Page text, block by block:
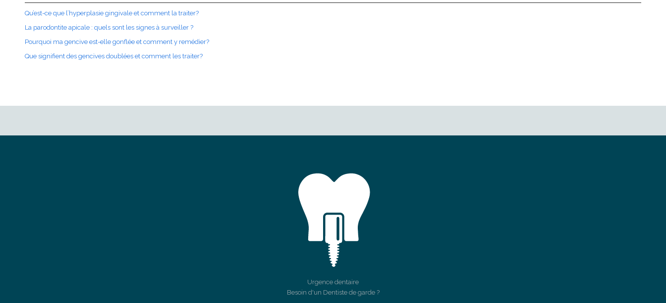
Qu’est-ce que l’hyperplasie gingivale et comment la traiter?
La parodontite apicale : quels sont les signes à surveiller ?
Pourquoi ma gencive est-elle gonflée et comment y remédier?
Que signifient des gencives doublées et comment les traiter?
Urgence dentaire
Besoin d'un Dentiste de garde ?